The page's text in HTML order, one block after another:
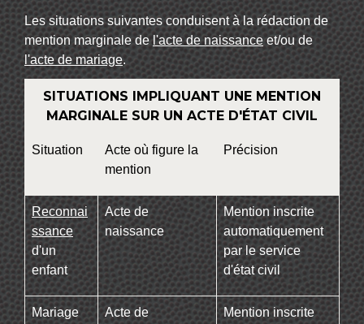
Les situations suivantes conduisent à la rédaction de
mention marginale del'acte de naissanceet/ou de
l'acte de mariage.
SITUATIONS IMPLIQUANT UNE MENTION
MARGINALE SUR UN ACTE D'ÉTAT CIVIL
Situation
Acte où figure la
mention
Précision
Reconnai
ssance
d'un
enfant
Acte de
naissance
Mention inscrite
automatiquement
par le service
d'état civil
Mariage
Acte de
Mention inscrite